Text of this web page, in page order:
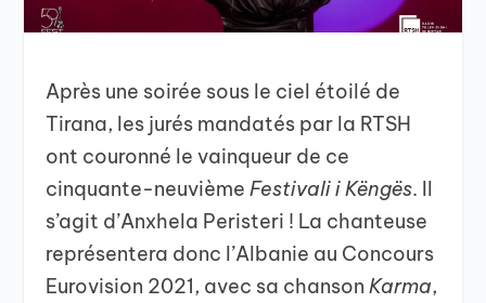
Après une soirée sous le ciel étoilé de
Tirana, les jurés mandatés par la RTSH
ont couronné le vainqueur de ce
cinquante-neuvièmeFestivali i Këngës. Il
s’agit d’Anxhela Peristeri ! La chanteuse
représentera donc l’Albanie au Concours
Eurovision 2021, avec sa chansonKarma,